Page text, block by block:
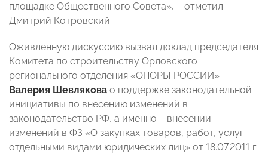
площадке Общественного Совета», – отметил
Дмитрий Котровский.
Оживленную дискуссию вызвал доклад председателя
Комитета по строительству Орловского
регионального отделения «ОПОРЫ РОССИИ»
Валерия Шевлякова о поддержке законодательной
инициативы по внесению изменений в
законодательство РФ, а именно – внесении
изменений в ФЗ «О закупках товаров, работ, услуг
отдельными видами юридических лиц» от 18.07.2011 г.